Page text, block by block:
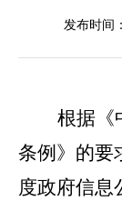
发布时间：
根据《
条例》的要
度政府信息